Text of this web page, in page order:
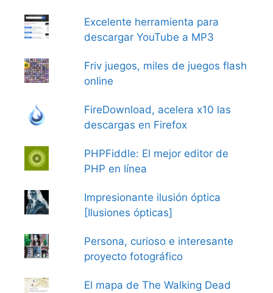
Excelente herramienta para
descargar YouTube a MP3
Friv juegos, miles de juegos flash
online
FireDownload, acelera x10 las
descargas en Firefox
PHPFiddle: El mejor editor de
PHP en línea
Impresionante ilusión óptica
[Ilusiones ópticas]
Persona, curioso e interesante
proyecto fotográfico
El mapa de The Walking Dead